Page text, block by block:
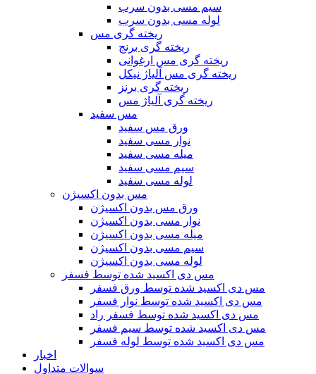
سیم مسی بدون سرب
لوله مسی بدون سرب
ریخته گری مس
ریخته گری برنج
ریخته گری مس ارغوانی
ریخته گری مس آلیاژ نیکل
ریخته گری برنز
ریخته گری آلیاژ مس
مس سفید
ورق مس سفید
نوار مسی سفید
میله مسی سفید
سیم مسی سفید
لوله مسی سفید
مس بدون اکسیژن
ورق مس بدون اکسیژن
نوار مسی بدون اکسیژن
میله مسی بدون اکسیژن
سیم مسی بدون اکسیژن
لوله مسی بدون اکسیژن
مس دی اکسید شده توسط فسفر
مس دی اکسید شده توسط ورق فسفر
مس دی اکسید شده توسط نوار فسفر
مس دی اکسید شده توسط فسفر راد
مس دی اکسید شده توسط سیم فسفر
مس دی اکسید شده توسط لوله فسفر
اخبار
سوالات متداول